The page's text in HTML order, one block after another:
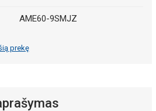
AME60-9SMJZ
prekę